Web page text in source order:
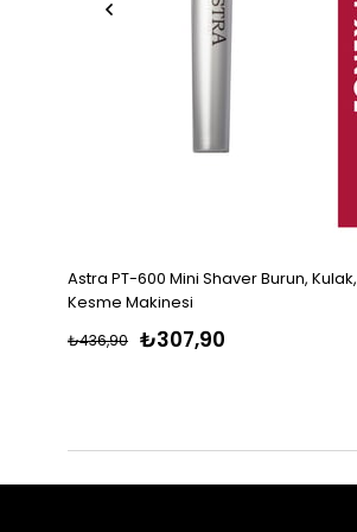
Astra PT-600 Mini Shaver Burun,
Kesme Makinesi
₺307,90
₺436,90